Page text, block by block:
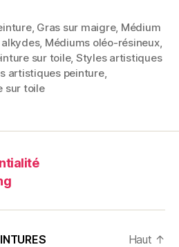
, Gras sur maigre, Médium
, Médiums oléo-résineux,
sur toile, Styles artistiques
artistiques peinture,
sur toile
Haut ↑